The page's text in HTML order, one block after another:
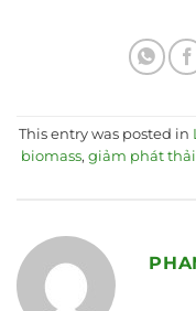
This entry was posted in
biomass, giảm phát thải